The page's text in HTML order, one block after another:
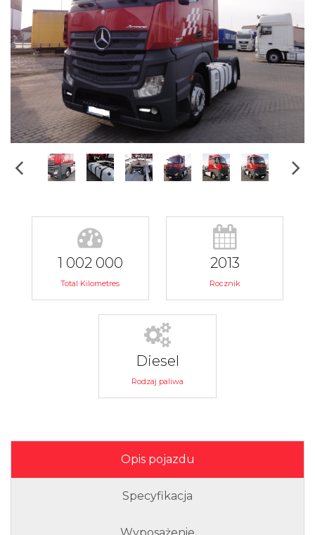
1 002 000
Total Kilometres
2013
Rocznik
Diesel
Rodzaj paliwa
Opis pojazdu
Specyfikacja